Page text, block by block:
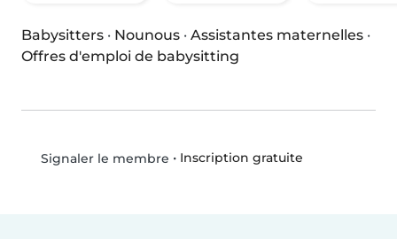
Babysitters · Nounous · Assistantes maternelles ·
Offres d'emploi de babysitting
Signaler le membre • Inscription gratuite